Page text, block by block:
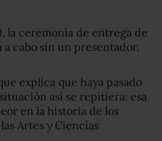
la ceremonia de entrega de
a cabo sin un presentador.
explica que haya pasado
así se repitiera: esa
en la historia de los
Artes y Ciencias